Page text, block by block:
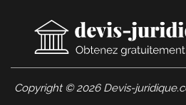
Copyright © 2026 Devis-